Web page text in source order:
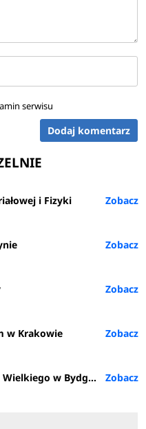
serwisu
Dodaj komentarz
i Fizyki
w Krakowie
w Bydgoszczy